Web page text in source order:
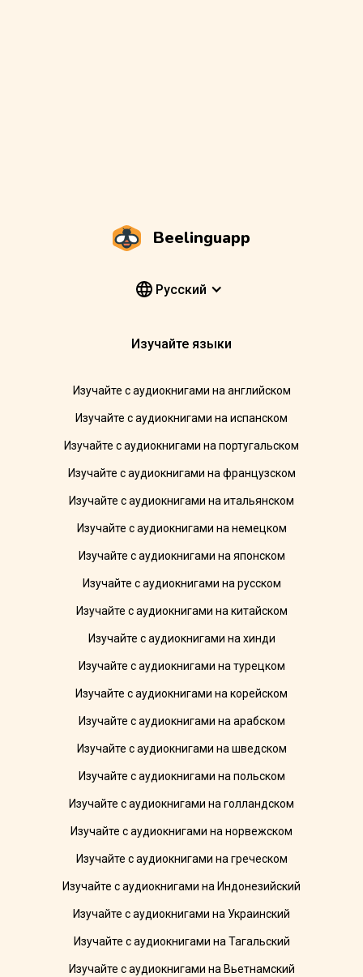
Beelinguapp
Pусский
Изучайте языки
Изучайте с аудиокнигами на английском
Изучайте с аудиокнигами на испанском
Изучайте с аудиокнигами на португальском
Изучайте с аудиокнигами на французском
Изучайте с аудиокнигами на итальянском
Изучайте с аудиокнигами на немецком
Изучайте с аудиокнигами на японском
Изучайте с аудиокнигами на русском
Изучайте с аудиокнигами на китайском
Изучайте с аудиокнигами на хинди
Изучайте с аудиокнигами на турецком
Изучайте с аудиокнигами на корейском
Изучайте с аудиокнигами на арабском
Изучайте с аудиокнигами на шведском
Изучайте с аудиокнигами на польском
Изучайте с аудиокнигами на голландском
Изучайте с аудиокнигами на норвежском
Изучайте с аудиокнигами на греческом
Изучайте с аудиокнигами на Индонезийский
Изучайте с аудиокнигами на Украинский
Изучайте с аудиокнигами на Тагальский
Изучайте с аудиокнигами на Вьетнамский